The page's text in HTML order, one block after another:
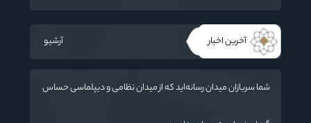
آخرین اخبار آرشیو
شما سربازان میدان رسانه‌اید که از میدان نظامی و دیپلماسی حساس